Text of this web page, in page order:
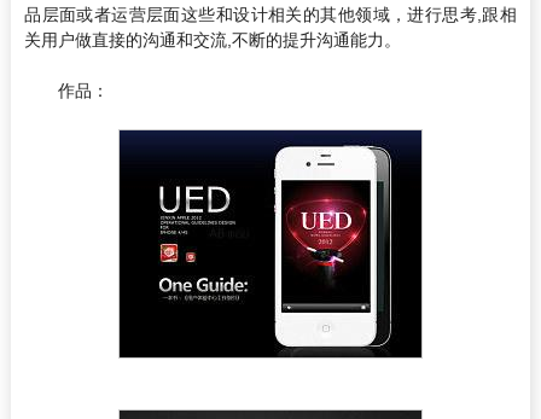
品层面或者运营层面这些和设计相关的其他领域，进行思考,跟相
关用户做直接的沟通和交流,不断的提升沟通能力。
作品：